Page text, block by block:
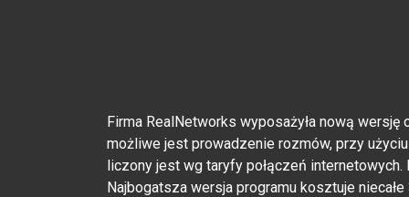
Firma RealNetworks wyposażyła nową
możliwe jest prowadzenie rozmów, przy
liczony jest wg taryfy połączeń
Najbogatsza wersja programu kosztuje